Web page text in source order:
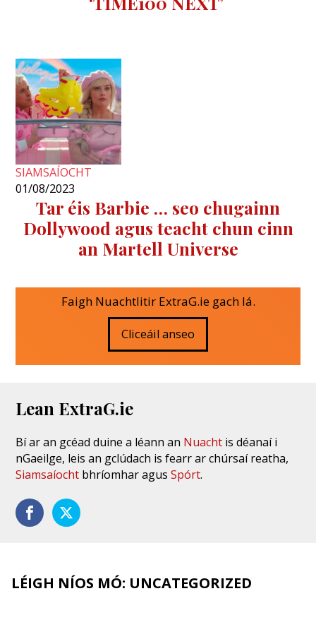
SIAMSAÍOCHT
01/08/2023
Tar éis Barbie … seo chugainn
Dollywood agus teacht chun cinn
an Martell Universe
Faigh Nuachtlitir ExtraG.ie gach lá.
Cliceáil anseo
Lean ExtraG.ie
Bí ar an gcéad duine a léann an Nuacht is déanaí i
nGaeilge, leis an gclúdach is fearr ar chúrsaí reatha,
Siamsaíocht bhríomhar agusSpórt.
LÉIGH NÍOS MÓ: UNCATEGORIZED